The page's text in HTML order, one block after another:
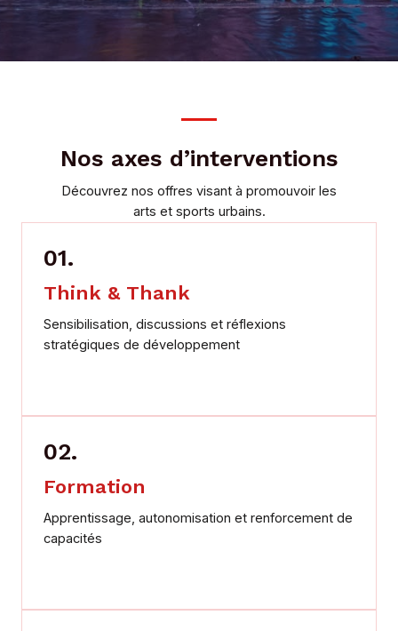
Nos axes d’interventions
Découvrez nos offres visant à promouvoir les
arts et sports urbains.
01.
Think & Thank
Sensibilisation, discussions et réflexions
stratégiques de développement
02.
Formation
Apprentissage, autonomisation et renforcement de
capacités